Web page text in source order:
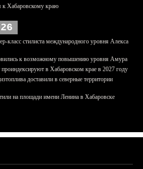
к Хабаровскому краю
класс стилиста международного уровня Алекса
к возможному повышению уровня Амура
в Хабаровском крае в 2027 году
доставили в северные территории
на площади имени Ленина в Хабаровске